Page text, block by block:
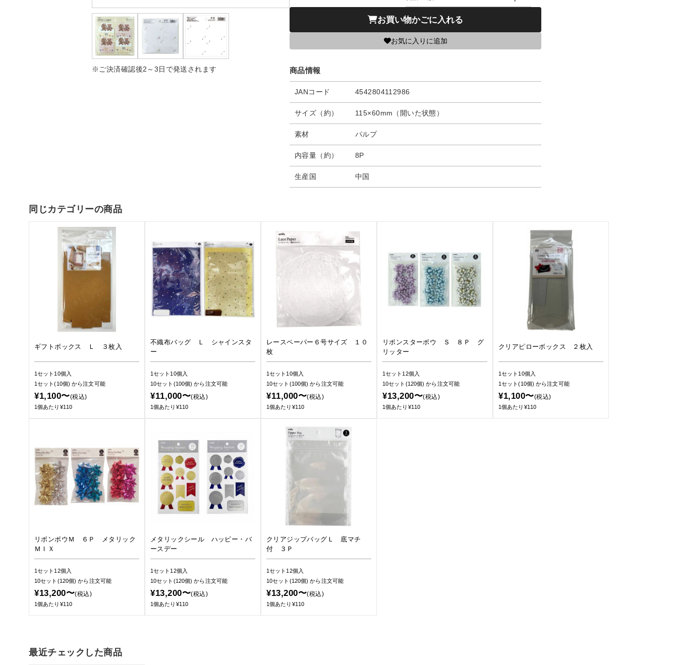
※ご決済確認後2～3日で発送されます
お買い物かごに入れる
お気に入りに追加
商品情報
JANコード 4542804112986
サイズ（約） 115×60mm（開いた状態）
素材 パルプ
内容量（約） 8P
生産国 中国
同じカテゴリーの商品
ギフトボックス Ｌ ３枚入
1セット10個入
1セット(10個)から注文可能
¥1,100〜(税込)
1個あたり¥110
不織布バッグ Ｌ シャインスタ
ー
1セット10個入
10セット(100個)から注文可能
¥11,000〜(税込)
1個あたり¥110
レースペーパー６号サイズ １０
枚
1セット10個入
10セット(100個)から注文可能
¥11,000〜(税込)
1個あたり¥110
リボンスターボウ Ｓ ８Ｐ グ
リッター
1セット12個入
10セット(120個)から注文可能
¥13,200〜(税込)
1個あたり¥110
クリアピローボックス ２枚入
1セット10個入
1セット(10個)から注文可能
¥1,100〜(税込)
1個あたり¥110
リボンボウＭ ６Ｐ メタリック
ＭＩＸ
1セット12個入
10セット(120個)から注文可能
¥13,200〜(税込)
1個あたり¥110
メタリックシール ハッピー・バ
ースデー
1セット12個入
10セット(120個)から注文可能
¥13,200〜(税込)
1個あたり¥110
クリアジップバッグＬ 底マチ
付 ３Ｐ
1セット12個入
10セット(120個)から注文可能
¥13,200〜(税込)
1個あたり¥110
最近チェックした商品